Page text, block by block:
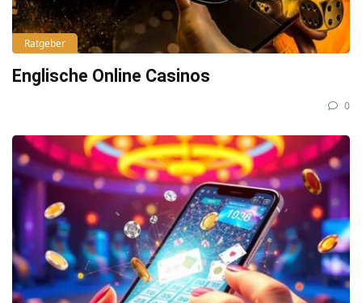
Ratgeber
Englische Online Casinos
0